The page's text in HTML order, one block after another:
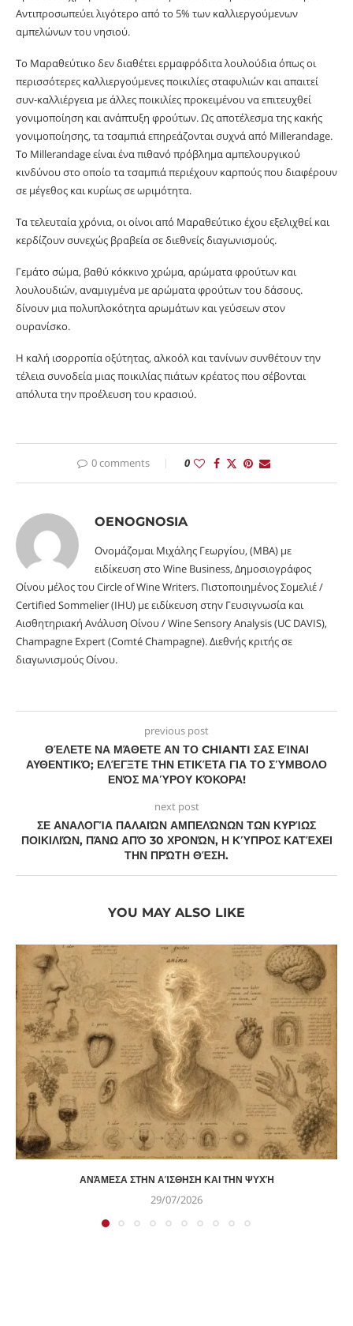
Αντιπροσωπεύει λιγότερο από το 5% των καλλιεργούμενων
αμπελώνων του νησιού.
Το Μαραθεύτικο δεν διαθέτει ερμαφρόδιτα λουλούδια όπως οι
περισσότερες καλλιεργούμενες ποικιλίες σταφυλιών και απαιτεί
συν-καλλιέργεια με άλλες ποικιλίες προκειμένου να επιτευχθεί
γονιμοποίηση και ανάπτυξη φρούτων. Ως αποτέλεσμα της κακής
γονιμοποίησης, τα τσαμπιά επηρεάζονται συχνά από Millerandage.
Το Millerandage είναι ένα πιθανό πρόβλημα αμπελουργικού
κινδύνου στο οποίο τα τσαμπιά περιέχουν καρπούς που διαφέρουν
σε μέγεθος και κυρίως σε ωριμότητα.
Τα τελευταία χρόνια, οι οίνοι από Μαραθεύτικο έχου εξελιχθεί και
κερδίζουν συνεχώς βραβεία σε διεθνείς διαγωνισμούς.
Γεμάτο σώμα, βαθύ κόκκινο χρώμα, αρώματα φρούτων και
λουλουδιών, αναμιγμένα με αρώματα φρούτων του δάσους.
δίνουν μια πολυπλοκότητα αρωμάτων και γεύσεων στον
ουρανίσκο.
Η καλή ισορροπία οξύτητας, αλκοόλ και τανίνων συνθέτουν την
τέλεια συνοδεία μιας ποικιλίας πιάτων κρέατος που σέβονται
απόλυτα την προέλευση του κρασιού.
0 comments 0
OENOGNOSIA
Ονομάζομαι Μιχάλης Γεωργίου, (MBA) με
ειδίκευση στο Wine Business, Δημοσιογράφος
Οίνου μέλος του Circle of Wine Writers. Πιστοποιημένος Σομελιέ /
Certified Sommelier (IHU) με ειδίκευση στην Γευσιγνωσία και
Αισθητηριακή Ανάλυση Οίνου / Wine Sensory Analysis (UC DAVIS),
Champagne Expert (Comté Champagne). Διεθνής κριτής σε
διαγωνισμούς Οίνου.
previous post
ΘΈΛΕΤΕ ΝΑ ΜΆΘΕΤΕ ΑΝ ΤΟ CHIANTI ΣΑΣ ΕΊΝΑΙ
ΑΥΘΕΝΤΙΚΌ; ΕΛΈΓΞΤΕ ΤΗΝ ΕΤΙΚΈΤΑ ΓΙΑ ΤΟ ΣΎΜΒΟΛΟ
ΕΝΌΣ ΜΑΎΡΟΥ ΚΌΚΟΡΑ!
next post
ΣΕ ΑΝΑΛΟΓΊΑ ΠΑΛΑΙΏΝ ΑΜΠΕΛΏΝΩΝ ΤΩΝ ΚΥΡΊΩΣ
ΠΟΙΚΙΛΙΏΝ, ΠΆΝΩ ΑΠΌ 30 ΧΡΟΝΏΝ, Η ΚΎΠΡΟΣ ΚΑΤΈΧΕΙ
ΤΗΝ ΠΡΏΤΗ ΘΈΣΗ.
YOU MAY ALSO LIKE
ΑΝΆΜΕΣΑ ΣΤΗΝ ΑΊΣΘΗΣΗ ΚΑΙ ΤΗΝ ΨΥΧΉ
29/07/2026